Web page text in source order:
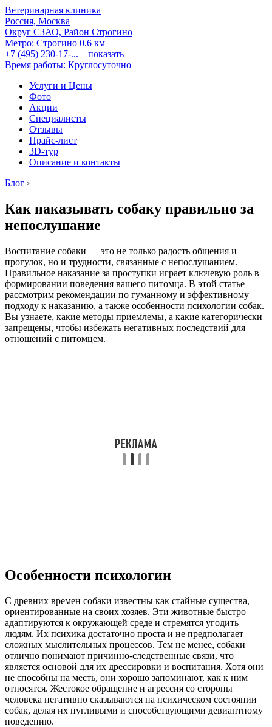
Ветеринарная клиника
Россия, Москва
Округ СЗАО, Район Строгино
Метро: Строгино 0.6 км
+7 (495) 230-17-... – показать
Время работы: Круглосуточно
Услуги и Цены
Фото
Акции
Специалисты
Отзывы
Прайс-лист
3D-тур
Описание и контакты
Блог ›
Как наказывать собаку правильно за
непослушание
Воспитание собаки — это не только радость общения и
прогулок, но и трудности, связанные с непослушанием.
Правильное наказание за проступки играет ключевую роль в
формировании поведения вашего питомца. В этой статье
рассмотрим рекомендации по гуманному и эффективному
подходу к наказанию, а также особенности психологии собак.
Вы узнаете, какие методы приемлемы, а какие категорически
запрещены, чтобы избежать негативных последствий для
отношений с питомцем.
Особенности психологии
С древних времен собаки известны как стайные существа,
ориентированные на своих хозяев. Эти животные быстро
адаптируются к окружающей среде и стремятся угодить
людям. Их психика достаточно проста и не предполагает
сложных мыслительных процессов. Тем не менее, собаки
отлично понимают причинно-следственные связи, что
является основой для их дрессировки и воспитания. Хотя они
не способны на месть, они хорошо запоминают, как к ним
относятся. Жестокое обращение и агрессия со стороны
человека негативно сказываются на психическом состоянии
собак, делая их пугливыми и способствующими девиантному
поведению.